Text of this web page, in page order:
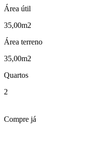
Área útil
35,00m2
Área terreno
35,00m2
Quartos
2
Compre já